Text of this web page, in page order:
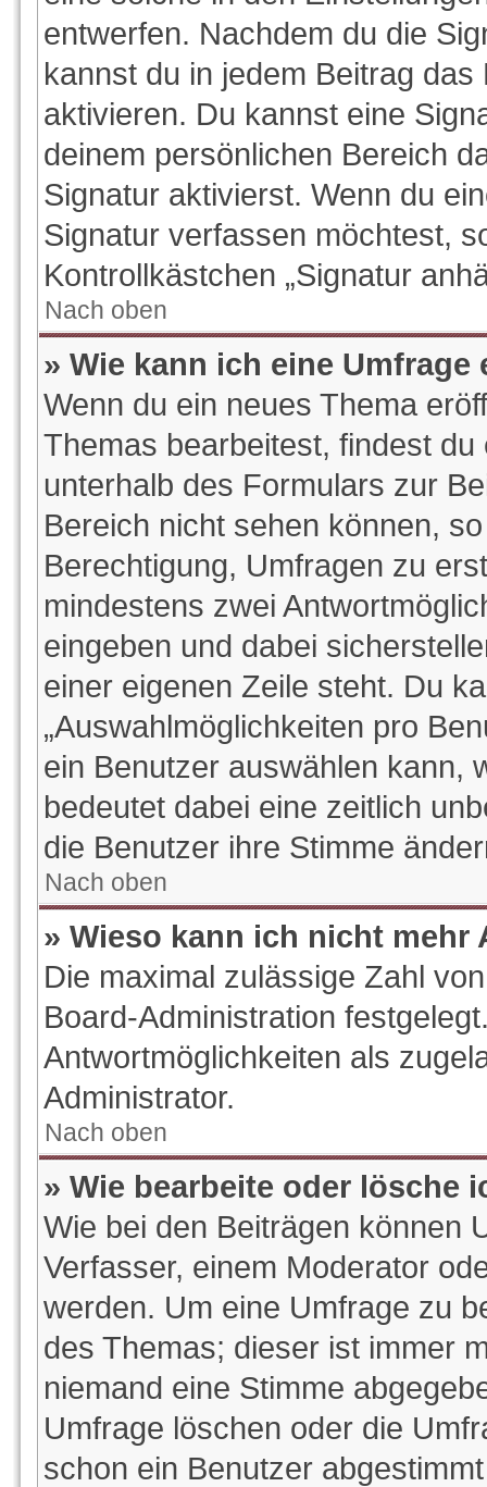
entwerfen. Nachdem du die
kannst du in jedem Beitrag das
aktivieren. Du kannst eine
deinem persönlichen Bereich
Signatur aktivierst. Wenn du
Signatur verfassen möchtest,
Kontrollkästchen „Signatur
Nach oben
» Wie kann ich eine Umfrage
Wenn du ein neues Thema
Themas bearbeitest, findest du
unterhalb des Formulars zur
Bereich nicht sehen können,
Berechtigung, Umfragen zu
mindestens zwei
eingeben und dabei
einer eigenen Zeile steht. Du
„Auswahlmöglichkeiten pro
ein Benutzer auswählen kann,
bedeutet dabei eine zeitlich
die Benutzer ihre Stimme
Nach oben
» Wieso kann ich nicht
Die maximal zulässige Zahl
Board-Administration
Antwortmöglichkeiten als
Administrator.
Nach oben
» Wie bearbeite oder lösche
Wie bei den Beiträgen können
Verfasser, einem Moderator
werden. Um eine Umfrage zu
des Themas; dieser ist immer
niemand eine Stimme
Umfrage löschen oder die
schon ein Benutzer